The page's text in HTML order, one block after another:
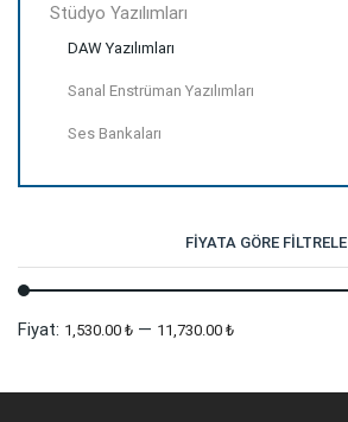
Stüdyo Yazılımları
DAW Yazılımları
Sanal Enstrüman Yazılımları
Ses Bankaları
FIYATA GÖRE FILTRELE
Fiyat: 1,530.00 ₺ — 11,730.00 ₺